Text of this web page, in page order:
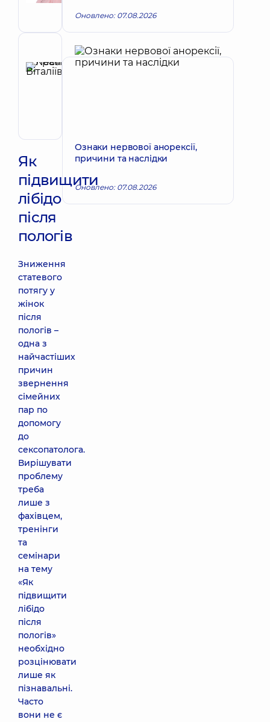
гінеколог;
ультразвукової
діагностики
Рецензент
Красій
з
ультразвукової
діагностики
Як
підвищити
лібідо
після
пологів
Зниження
статевого
потягу у
жінок
після
пологів –
одна з
найчастіших
причин
звернення
сімейних
пар по
допомогу
до
сексопатолога.
Вирішувати
проблему
треба
лише з
фахівцем,
тренінги
та
семінари
на тему
«Як
підвищити
лібідо
після
пологів»
необхідно
розцінювати
лише як
пізнавальні.
Часто
вони не є
Оновлено: 07.08.2026
Ознаки нервової анорексії,
причини та наслідки
Оновлено: 07.08.2026